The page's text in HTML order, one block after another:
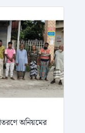
অনিয়মের